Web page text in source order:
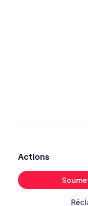
Actions